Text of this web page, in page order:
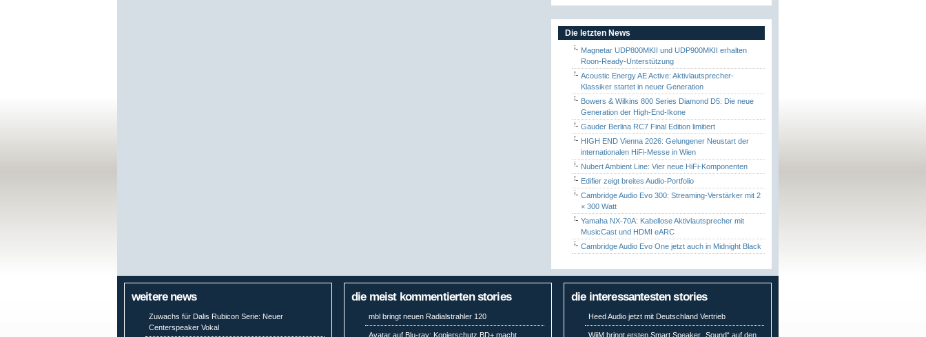
Die letzten News
Magnetar UDP800MKII und UDP900MKII erhalten
Roon-Ready-Unterstützung
Acoustic Energy AE Active: Aktivlautsprecher-
Klassiker startet in neuer Generation
Bowers & Wilkins 800 Series Diamond D5: Die neue
Generation der High-End-Ikone
Gauder Berlina RC7 Final Edition limitiert
HIGH END Vienna 2026: Gelungener Neustart der
internationalen HiFi-Messe in Wien
Nubert Ambient Line: Vier neue HiFi-Komponenten
Edifier zeigt breites Audio-Portfolio
Cambridge Audio Evo 300: Streaming-Verstärker mit 2
× 300 Watt
Yamaha NX-70A: Kabellose Aktivlautsprecher mit
MusicCast und HDMI eARC
Cambridge Audio Evo One jetzt auch in Midnight Black
weitere news
Zuwachs für Dalis Rubicon Serie: Neuer
Centerspeaker Vokal
die meist kommentierten stories
mbl bringt neuen Radialstrahler 120
Avatar auf Blu-ray: Kopierschutz BD+ macht
die interessantesten stories
Heed Audio jetzt mit Deutschland Vertrieb
WiiM bringt ersten Smart Speaker „Sound“ auf den